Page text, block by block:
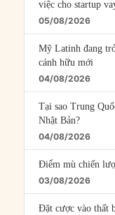
việc cho startup
05/08/2026
Mỹ Latinh đang
cánh hữu mới
04/08/2026
Tại sao Trung
Nhật Bản?
04/08/2026
Điểm mù chiến
03/08/2026
Đặt cược vào thất